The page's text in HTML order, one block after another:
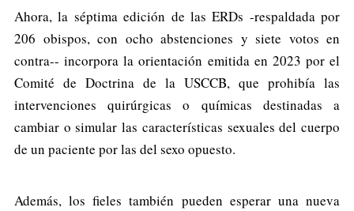
Ahora, la séptima edición de las ERDs -respaldada por
206 obispos, con ocho abstenciones y siete votos en
contra-- incorpora la orientación emitida en 2023 por el
Comité de Doctrina de la USCCB, que prohibía las
intervenciones quirúrgicas o químicas destinadas a
cambiar o simular las características sexuales del cuerpo
de un paciente por las del sexo opuesto.
Además, los fieles también pueden esperar una nueva